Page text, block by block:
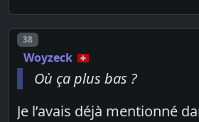
Post number
38
Woyzeck
Où ça plus bas ?
Je l’avais déjà mentionné